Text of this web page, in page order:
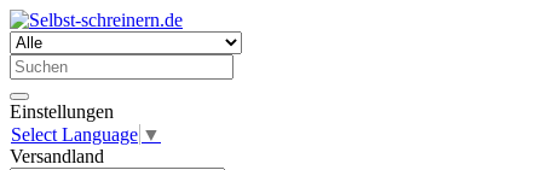
Einstellungen
Select Language ▼
Versandland